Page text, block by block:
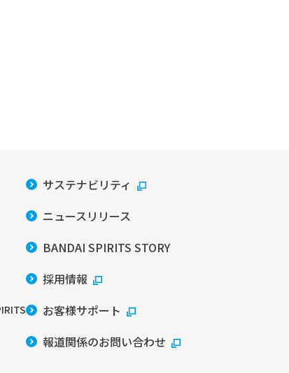
サステナビリティ
ニュースリリース
BANDAI SPIRITS STORY
採用情報
お客様サポート
報道関係のお問い合わせ